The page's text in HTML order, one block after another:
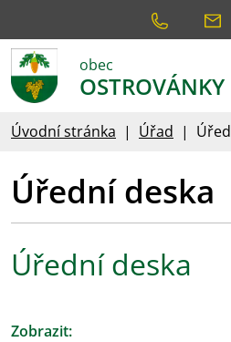
obec
OSTROVÁNKY
Úvodní stránka Úřad
Úřední deska
Úřední deska
Zobrazit: